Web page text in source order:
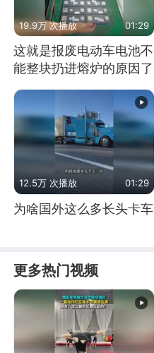
19.9万 次播放 01:29
这就是报废电动车电池不
能整块扔进熔炉的原因了
12.5万 次播放 01:29
为啥国外这么多长头卡车
更多热门视频